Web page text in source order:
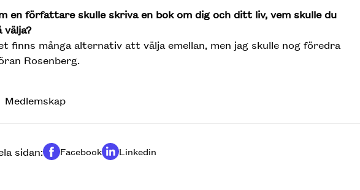
en författare skulle skriva en bok om dig och ditt liv, vem skulle du
välja?
finns många alternativ att välja emellan, men jag skulle nog föredra
Rosenberg.
Medlemskap
sidan:
Dela på
Facebook
Dela på
Linkedin